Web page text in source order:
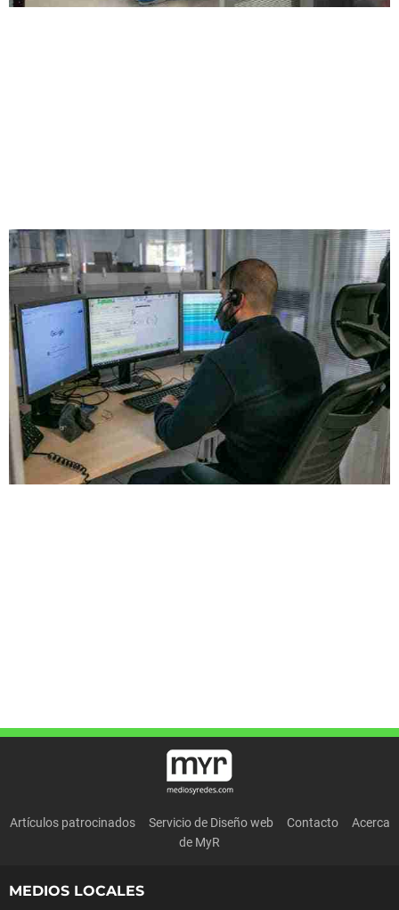
Artículos patrocinados Servicio de Diseño web Contacto
Acerca
de MyR
MEDIOS LOCALES